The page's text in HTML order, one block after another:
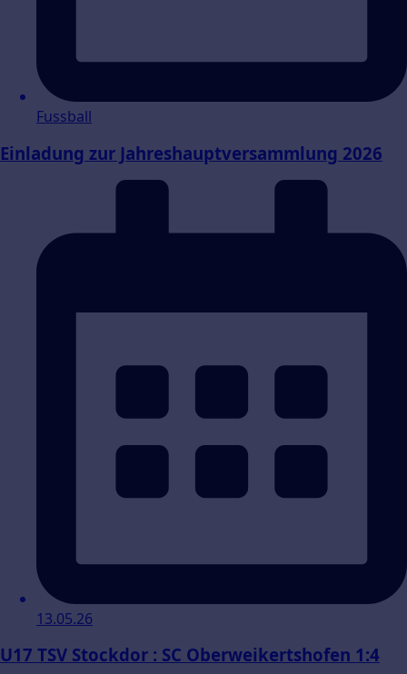
Fussball
Einladung zur Jahreshauptversammlung 2026
13.05.26
U17 TSV Stockdor : SC Oberweikertshofen 1:4